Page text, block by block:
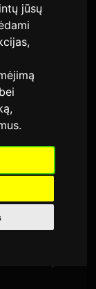
jūsų
,
,
.
Ibikona